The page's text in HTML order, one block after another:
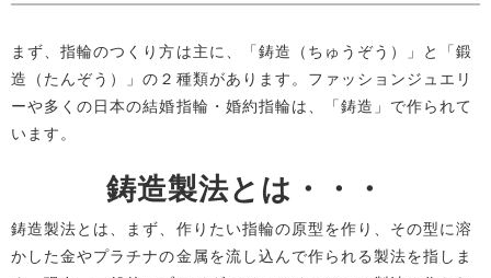
まず、指輪のつくり方は主に、「鋳造（ちゅうぞう）」と「鍛
造（たんぞう）」の２種類があります。ファッションジュエリ
ーや多くの日本の結婚指輪・婚約指輪は、「鋳造」で作られて
います。
鋳造製法とは・・・
鋳造製法とは、まず、作りたい指輪の原型を作り、その型に溶
かした金やプラチナの金属を流し込んで作られる製法を指しま